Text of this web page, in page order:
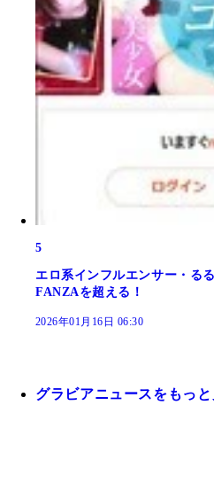
5
エロ系インフルエンサー・
FANZAを超える！
2026年01月16日 06:30
グラビアニュースをもっと